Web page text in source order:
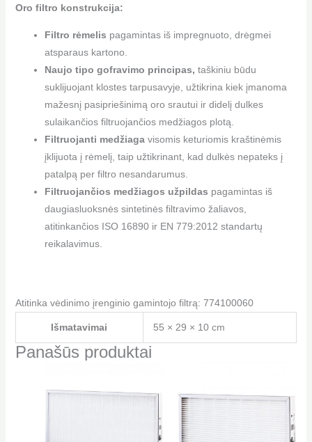
Oro filtro konstrukcija:
Filtro rėmelis pagamintas iš impregnuoto, drėgmei
atsparaus kartono.
Naujo tipo gofravimo principas, taškiniu būdu
suklijuojant klostes tarpusavyje, užtikrina kiek įmanoma
mažesnį pasipriešinimą oro srautui ir didelį dulkes
sulaikančios filtruojančios medžiagos plotą.
Filtruojanti medžiagavisomis keturiomis kraštinėmis
įklijuota į rėmelį, taip užtikrinant, kad dulkės nepateks į
patalpą per filtro nesandarumus.
Filtruojančios medžiagos užpildas pagamintas iš
daugiasluoksnės sintetinės filtravimo žaliavos,
atitinkančios ISO 16890 ir EN 779:2012 standartų
reikalavimus.
Atitinka vėdinimo įrenginio gamintojo filtrą: 774100060
Išmatavimai 55 × 29 × 10 cm
Panašūs produktai